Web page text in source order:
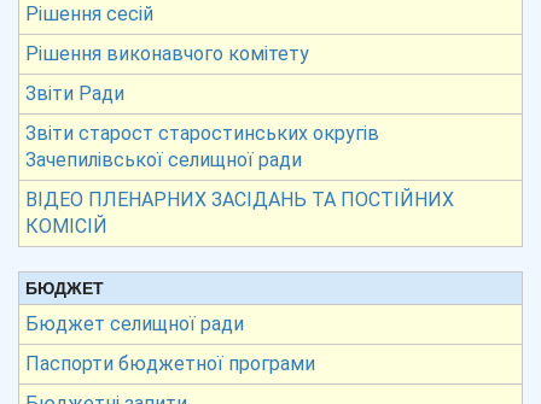
Рішення сесій
Рішення виконавчого комітету
Звіти Ради
Звіти старост старостинських округів
Зачепилівської селищної ради
ВІДЕО ПЛЕНАРНИХ ЗАСІДАНЬ ТА ПОСТІЙНИХ
КОМІСІЙ
БЮДЖЕТ
Бюджет селищної ради
Паспорти бюджетної програми